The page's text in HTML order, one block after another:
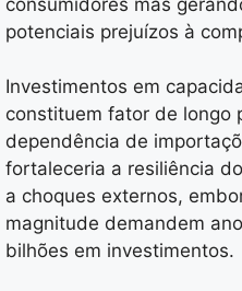
potenciais prejuízos à
Investimentos em
constituem fator de longo
dependência de
fortaleceria a resiliência
a choques externos,
magnitude demandem
bilhões em investimentos.